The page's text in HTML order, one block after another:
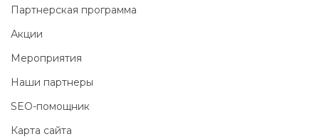
Партнерская программа
Акции
Мероприятия
Наши партнеры
SEO-помощник
Карта сайта